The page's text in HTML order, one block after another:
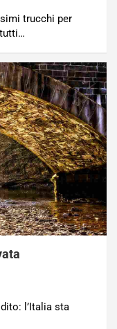
trucchi per
l’Italia sta